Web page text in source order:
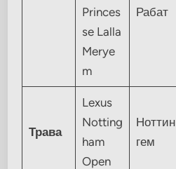
Princes
se Lalla
Merye
m
Рабат
Трава
Lexus
Notting
ham
Open
Ноттин
гем